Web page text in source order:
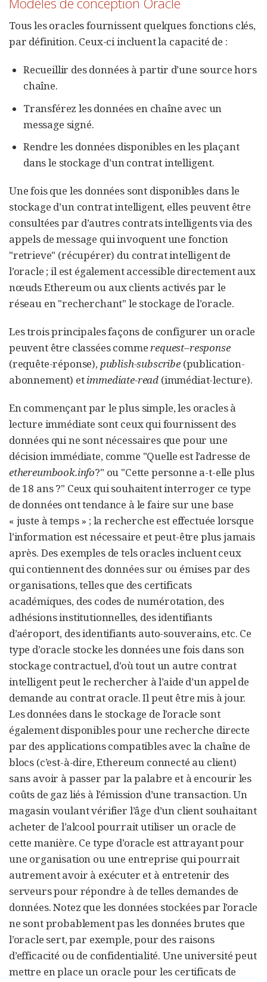
Tous les oracles fournissent quelques fonctions clés,
par définition. Ceux-ci incluent la capacité de :
Recueillir des données à partir d’une source hors
chaîne.
Transférez les données en chaîne avec un
message signé.
Rendre les données disponibles en les plaçant
dans le stockage d’un contrat intelligent.
Une fois que les données sont disponibles dans le
stockage d’un contrat intelligent, elles peuvent être
consultées par d’autres contrats intelligents via des
appels de message qui invoquent une fonction
"retrieve" (récupérer) du contrat intelligent de
l’oracle ; il est également accessible directement aux
nœuds Ethereum ou aux clients activés par le
réseau en "recherchant" le stockage de l’oracle.
Les trois principales façons de configurer un oracle
peuvent être classées commerequest–response
(requête-réponse),publish-subscribe(publication-
abonnement) etimmediate-read (immédiat-lecture).
En commençant par le plus simple, les oracles à
lecture immédiate sont ceux qui fournissent des
données qui ne sont nécessaires que pour une
décision immédiate, comme "Quelle est l’adresse de
ethereumbook.info?" ou "Cette personne a-t-elle plus
de 18 ans ?" Ceux qui souhaitent interroger ce type
de données ont tendance à le faire sur une base
« juste à temps » ; la recherche est effectuée lorsque
l’information est nécessaire et peut-être plus jamais
après. Des exemples de tels oracles incluent ceux
qui contiennent des données sur ou émises par des
organisations, telles que des certificats
académiques, des codes de numérotation, des
adhésions institutionnelles, des identifiants
d’aéroport, des identifiants auto-souverains, etc. Ce
type d’oracle stocke les données une fois dans son
stockage contractuel, d’où tout un autre contrat
intelligent peut le rechercher à l’aide d’un appel de
demande au contrat oracle. Il peut être mis à jour.
Les données dans le stockage de l’oracle sont
également disponibles pour une recherche directe
par des applications compatibles avec la chaîne de
blocs (c’est-à-dire, Ethereum connecté au client)
sans avoir à passer par la palabre et à encourir les
coûts de gaz liés à l’émission d’une transaction. Un
magasin voulant vérifier l’âge d’un client souhaitant
acheter de l’alcool pourrait utiliser un oracle de
cette manière. Ce type d’oracle est attrayant pour
une organisation ou une entreprise qui pourrait
autrement avoir à exécuter et à entretenir des
serveurs pour répondre à de telles demandes de
données. Notez que les données stockées par l’oracle
ne sont probablement pas les données brutes que
l’oracle sert, par exemple, pour des raisons
d’efficacité ou de confidentialité. Une université peut
mettre en place un oracle pour les certificats de